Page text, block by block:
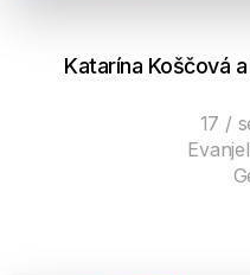
Katarína Koščová
17 /